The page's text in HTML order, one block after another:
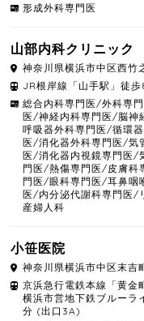
形成外科専門医
山部内科クリニック
神奈川県横浜市中区西竹
JR根岸線「山手駅」徒歩
総合内科専門医/外科専
医/神経内科専門医/脳神
呼吸器外科専門医/循環
医/消化器外科専門医/気
医/消化器内視鏡専門医/
門医/熱傷専門医/皮膚科
門医/眼科専門医/耳鼻咽
医/内分泌代謝科専門医/
産婦人科
小笹医院
神奈川県横浜市中区末吉
京浜急行電鉄本線「黄金
横浜市営地下鉄ブルーラ
分 (出口3A)